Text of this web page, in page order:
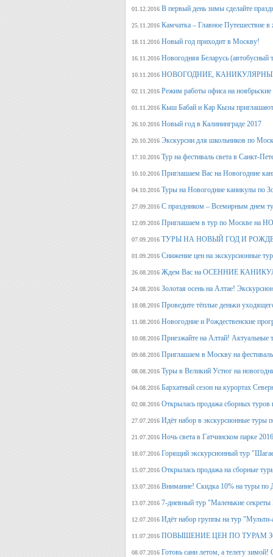
01.12.2016 В первый день зимы сделайте
25.11.2016 Камчатка – Главное Путешествие
18.11.2016 Новый год приходит в Москву!
16.11.2016 Новогодняя Беларусь
10.11.2016 НОВОГОДНИЕ,
02.11.2016 Режим работы офиса на ноябрьские
01.11.2016 Кыш Бабай и Кар Кызы
26.10.2016 Новый год в Калининграде 2017
20.10.2016 Экскурсии для школьников по
17.10.2016 Тур на фестиваль света в Санкт-
10.10.2016 Приглашаем Вас на Новогодние
04.10.2016 Туры на Новогодние каникулы по
27.09.2016 С праздником – Всемирным днем
12.09.2016 Приглашаем в тур по Москве на
07.09.2016 ТУРЫ НА НОВЫЙ ГОД И
01.09.2016 Снижение цен на экскурсионные
26.08.2016 Ждем Вас на ОСЕННИЕ
24.08.2016 Золотая осень на Алтае!
18.08.2016 Проведите тёплые деньки
11.08.2016 Новогодние и Рождественские
10.08.2016 Приезжайте на Алтай! Актуальные
09.08.2016 Приглашаем в Москву на
08.08.2016 Туры в Великий Устюг на
04.08.2016 Бархатный сезон на курортах
02.08.2016 Открылась продажа сборных туров
27.07.2016 Идёт набор в экскурсионные туры
21.07.2016 Ночь света в Гатчинском парке
18.07.2016 Горящий экскурсионный тур
15.07.2016 Открылась продажа на сборные
13.07.2016 Внимание! Скидка 10% на туры по
13.07.2016 7-дневный тур "Маленькие
12.07.2016 Идёт набор группы на тур
11.07.2016 ПОВЫШЕНИЕ ЦЕН ПО ТУРАМ
08.07.2016 Готовь сани летом, а